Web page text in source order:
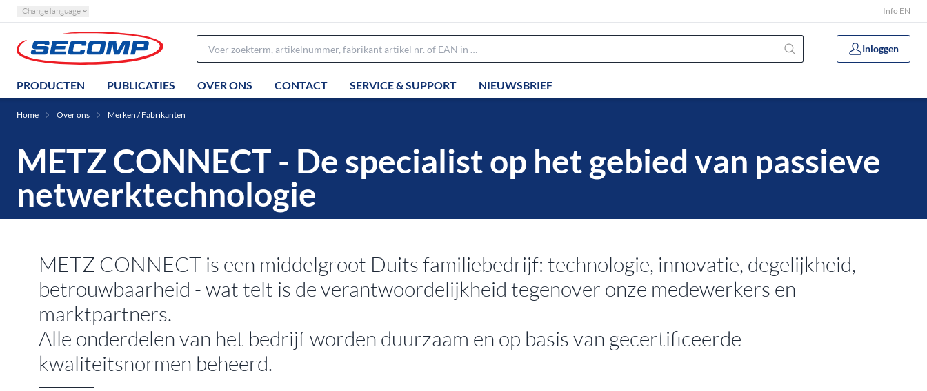
Change language Info EN
Inloggen
PRODUCTEN PUBLICATIES OVER ONS CONTACT SERVICE & SUPPORT NIEUWSBRIEF
Home Over ons Merken / Fabrikanten
METZ CONNECT - De specialist op het gebied van passieve
netwerktechnologie
METZ CONNECT is een middelgroot Duits familiebedrijf: technologie, innovatie, degelijkheid,
betrouwbaarheid - wat telt is de verantwoordelijkheid tegenover onze medewerkers en
marktpartners.
Alle onderdelen van het bedrijf worden duurzaam en op basis van gecertificeerde
kwaliteitsnormen beheerd.